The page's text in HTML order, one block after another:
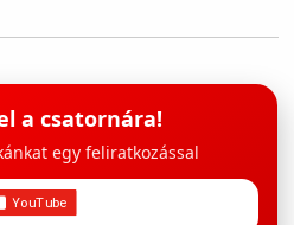
a csatornára!
egy feliratkozással